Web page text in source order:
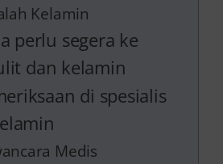
Kelamin
perlu segera ke
dan kelamin
di spesialis
Medis